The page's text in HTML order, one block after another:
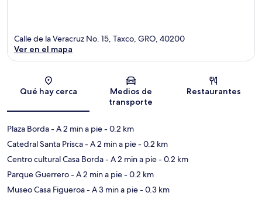
Sección del mapa
Calle de la Veracruz No. 15, Taxco, GRO, 40200
Ver en el mapa
Qué hay cerca
Medios de
transporte
Restaurantes
Plaza Borda- A 2 min a pie- 0.2 km
Catedral Santa Prisca- A 2 min a pie- 0.2 km
Centro cultural Casa Borda- A 2 min a pie- 0.2 km
Parque Guerrero- A 2 min a pie- 0.2 km
Museo Casa Figueroa- A 3 min a pie- 0.3 km